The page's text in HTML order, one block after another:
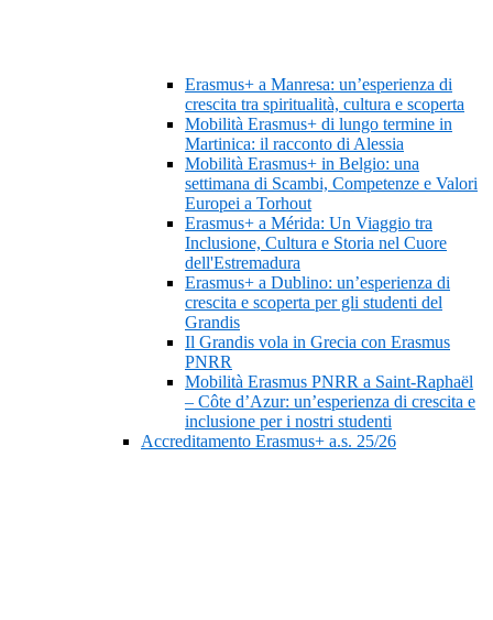
Erasmus+ a Manresa: un’esperienza di
crescita tra spiritualità, cultura e scoperta
Mobilità Erasmus+ di lungo termine in
Martinica: il racconto di Alessia
Mobilità Erasmus+ in Belgio: una
settimana di Scambi, Competenze e Valori
Europei a Torhout
Erasmus+ a Mérida: Un Viaggio tra
Inclusione, Cultura e Storia nel Cuore
dell'Estremadura
Erasmus+ a Dublino: un’esperienza di
crescita e scoperta per gli studenti del
Grandis
Il Grandis vola in Grecia con Erasmus
PNRR
Mobilità Erasmus PNRR a Saint-Raphaël
– Côte d’Azur: un’esperienza di crescita e
inclusione per i nostri studenti
Accreditamento Erasmus+ a.s. 25/26